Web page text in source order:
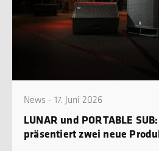
News - 17. Juni 2026
LUNAR und PORTABLE
präsentiert zwei neue